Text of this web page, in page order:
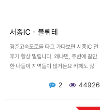
서종IC - 블뤼테
경춘고속도로를 타고 가다보면 서종IC 전
후가 항상 밀립니다. 왜냐면, 주변에 갈만
한 나들이 지역들이 많거든요 카페도 많
오는사람 서로 복잡합…2 44926